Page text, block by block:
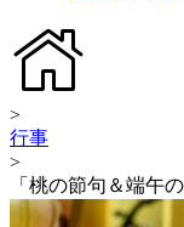
>
行事
>
「桃の節句＆端午